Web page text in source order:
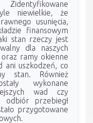
niewielkie, że
usunięcia,
finansowym
stan rzeczy jest
dla naszych
ramy okienne
ani uszkodzeń, co
stan. Również
wykonane
wad czy
odbiór przebiegł
przygotowane